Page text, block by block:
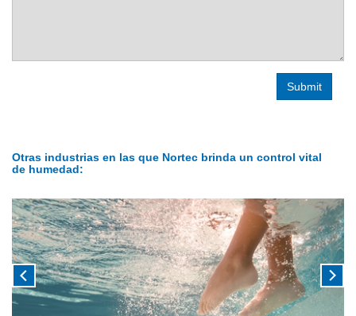
Otras industrias en las que Nortec brinda un control vital
de humedad: